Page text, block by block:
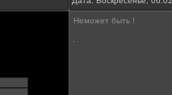
Неможет быть !